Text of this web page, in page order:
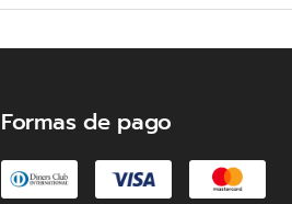
Formas de pago